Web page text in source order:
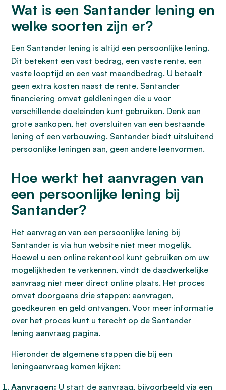
Wat is een Santander lening en
welke soorten zijn er?
Een Santander lening is altijd een persoonlijke lening.
Dit betekent een vast bedrag, een vaste rente, een
vaste looptijd en een vast maandbedrag. U betaalt
geen extra kosten naast de rente. Santander
financiering omvat geldleningen die u voor
verschillende doeleinden kunt gebruiken. Denk aan
grote aankopen, het oversluiten van een bestaande
lening of een verbouwing. Santander biedt uitsluitend
persoonlijke leningen aan, geen andere leenvormen.
Hoe werkt het aanvragen van
een persoonlijke lening bij
Santander?
Het aanvragen van een persoonlijke lening bij
Santander is via hun website niet meer mogelijk.
Hoewel u een online rekentool kunt gebruiken om uw
mogelijkheden te verkennen, vindt de daadwerkelijke
aanvraag niet meer direct online plaats. Het proces
omvat doorgaans drie stappen: aanvragen,
goedkeuren en geld ontvangen. Voor meer informatie
over het proces kunt u terecht op de Santander
lening aanvraag pagina.
Hieronder de algemene stappen die bij een
leningaanvraag komen kijken:
Aanvragen: U start de aanvraag, bijvoorbeeld via een